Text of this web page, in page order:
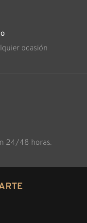
ocasión
24/48 horas.